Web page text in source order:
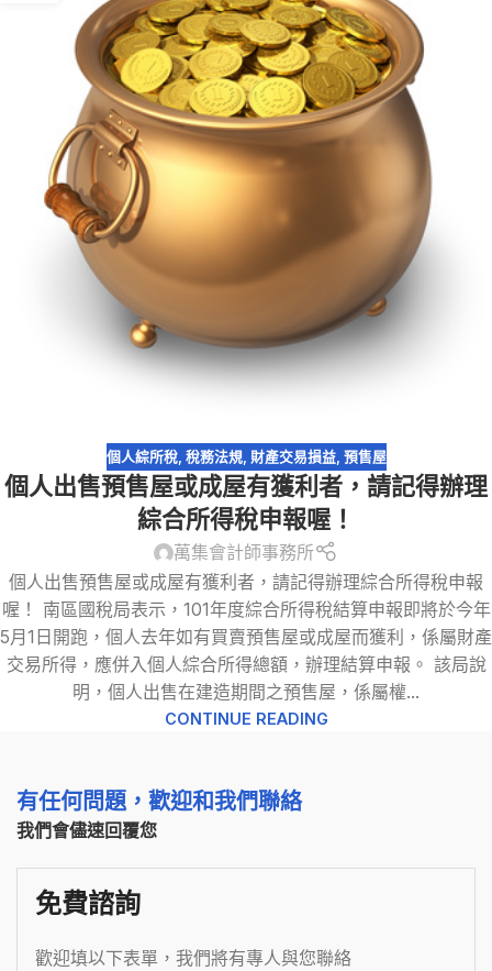
個人綜所稅, 稅務法規, 財產交易損益, 預售屋
個人出售預售屋或成屋有獲利者，請記得辦理
綜合所得稅申報喔！
萬集會計師事務所
個人出售預售屋或成屋有獲利者，請記得辦理綜合所得稅申報
喔！ 南區國稅局表示，101年度綜合所得稅結算申報即將於今年
5月1日開跑，個人去年如有買賣預售屋或成屋而獲利，係屬財產
交易所得，應併入個人綜合所得總額，辦理結算申報。 該局說
明，個人出售在建造期間之預售屋，係屬權...
CONTINUE READING
有任何問題，歡迎和我們聯絡
我們會儘速回覆您
免費諮詢
歡迎填以下表單，我們將有專人與您聯絡